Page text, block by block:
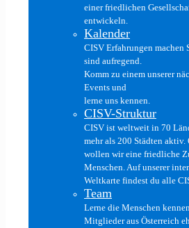
einer friedlichen
entwickeln.
Kalender
CISV Erfahrungen machen
sind aufregend.
Komm zu einem unserer
Events und
lerne uns kennen.
CISV-Struktur
CISV ist weltweit in 70
mehr als 200 Städten aktiv.
wollen wir eine friedliche
Menschen. Auf unserer
Weltkarte findest du alle
Team
Lerne die Menschen
Mitglieder aus Österreich